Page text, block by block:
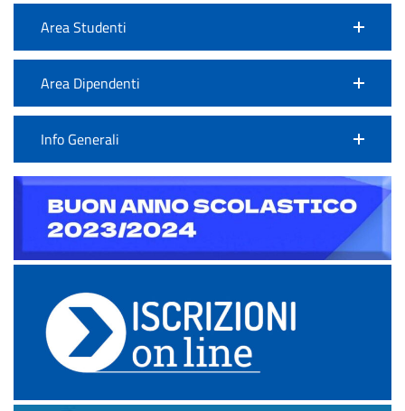
Area Studenti
Area Dipendenti
Info Generali